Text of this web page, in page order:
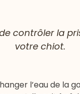
contrôler la
votre chiot.
l’eau de la